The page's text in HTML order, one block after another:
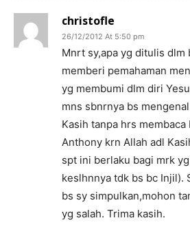
christofle
26/12/2012 At 5:50 pm
Mnrt sy,apa yg ditulis dlm
memberi pemahaman
yg membumi dlm diri
mns sbnrnya bs
Kasih tanpa hrs membaca
Anthony krn Allah adl
spt ini berlaku bagi mrk
keslhnnya tdk bs bc Injil).
bs sy simpulkan,mohon
yg salah. Trima kasih.